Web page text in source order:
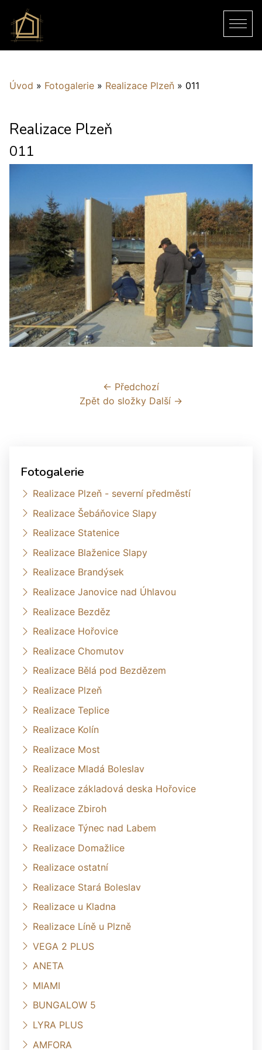
Úvod » Fotogalerie » Realizace Plzeň » 011
Realizace Plzeň
011
← Předchozí
Zpět do složky Další →
Fotogalerie
Realizace Plzeň - severní předměstí
Realizace Šebáňovice Slapy
Realizace Statenice
Realizace Blaženice Slapy
Realizace Brandýsek
Realizace Janovice nad Úhlavou
Realizace Bezděz
Realizace Hořovice
Realizace Chomutov
Realizace Bělá pod Bezdězem
Realizace Plzeň
Realizace Teplice
Realizace Kolín
Realizace Most
Realizace Mladá Boleslav
Realizace základová deska Hořovice
Realizace Zbiroh
Realizace Týnec nad Labem
Realizace Domažlice
Realizace ostatní
Realizace Stará Boleslav
Realizace u Kladna
Realizace Líně u Plzně
VEGA 2 PLUS
ANETA
MIAMI
BUNGALOW 5
LYRA PLUS
AMFORA